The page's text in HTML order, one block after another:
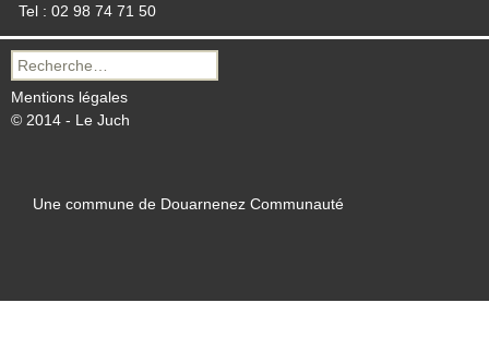
Tel : 02 98 74 71 50
Recherche
pour :
Mentions légales
© 2014 - Le Juch
Une commune de Douarnenez Communauté